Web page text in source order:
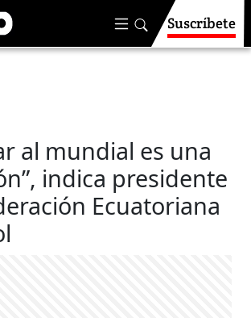
Suscríbete
al mundial es una
indica presidente
Ecuatoriana